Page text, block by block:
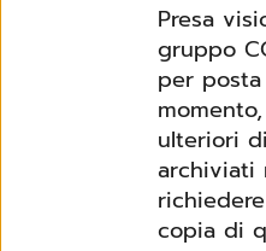
Presa
gruppo
per
ulteriori
archiviati
copia di